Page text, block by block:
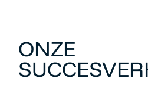
ONZE